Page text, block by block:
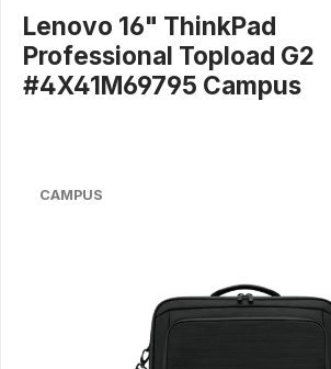
Lenovo 16" ThinkPad
Professional Topload G2
#4X41M69795 Campus
CAMPUS